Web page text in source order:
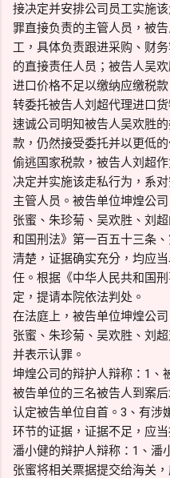
接决定并安排公司员工实施
罪直接负责的主管人员，被
工，具体负责跟进采购、财
的直接责任人员；被告人吴
进口价格不足以缴纳应缴税
转委托被告人刘超代理进口
速诚公司明知被告人吴欢胜
款，仍然接受委托并以更低
偷逃国家税款，被告人刘超
决定并实施该走私行为，系
主管人员。被告单位坤煌公
张蜜、朱珍菊、吴欢胜、刘
和国刑法》第一百五十三条
清楚，证据确实充分，均应
任。根据《中华人民共和国
定，提请本院依法判处。
在法庭上，被告单位坤煌公
张蜜、朱珍菊、吴欢胜、刘
并表示认罪。
坤煌公司的辩护人辩称：1、
被告单位的三名被告人到案
认定被告单位自首。3、有涉
环节的证据，证据不足，应
潘小健的辩护人辩称：1、潘
张蜜将相关票据提交给海关